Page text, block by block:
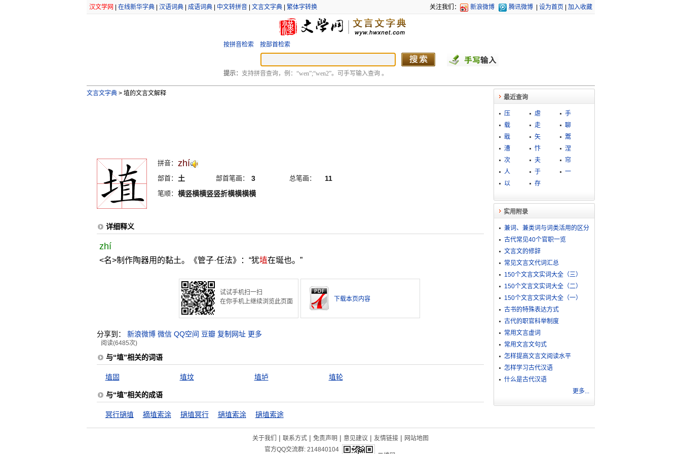
汉文学网 在线新华字典| 汉语词典| 成语词典| 中文转拼音| 文言文字典| 繁体字转换 关注我们： 新浪微博 腾讯微博 设为首页 加入收藏
按拼音检索 按部首检索
提示： 支持拼音查询，例：“wen”;“wen2”。可手写输入查询 。
文言文字典 >埴的文言文解释
拼音： zhí
部首： 土 部首笔画： 3 总笔画： 11
笔顺： 横竖横横竖竖折横横横横
详细释义
zhí
<名>制作陶器用的黏土。《管子·任法》：“犹埴在埏也。”
试试手机扫一扫
在你手机上继续浏览此页面
下载本页内容
分享到： 新浪微博 微信 QQ空间 豆瓣 复制网址 更多
阅读(6485次)
与“埴”相关的词语
埴固 埴坟 埴垆 埴轮
与“埴”相关的成语
冥行擿埴 摘埴索涂 擿埴冥行 擿埴索涂 擿埴索途
最近查询
压 虐
手
载
走
聊
戢
矢
鬻
漕
忭
涅
次
夫
帘
人
于
一
以
存
实用附录
兼词、兼类词与词类活用的区分
古代常见40个官职一览
文言文的修辞
常见文言文代词汇总
150个文言文实词大全（三）
150个文言文实词大全（二）
150个文言文实词大全（一）
古书的特殊表达方式
古代的职官科举制度
常用文言虚词
常用文言文句式
怎样提高文言文阅读水平
怎样学习古代汉语
什么是古代汉语
更多...
关于我们 | 联系方式 | 免责声明 | 意见建议 | 友情链接 | 网站地图
官方QQ交流群: 214840104